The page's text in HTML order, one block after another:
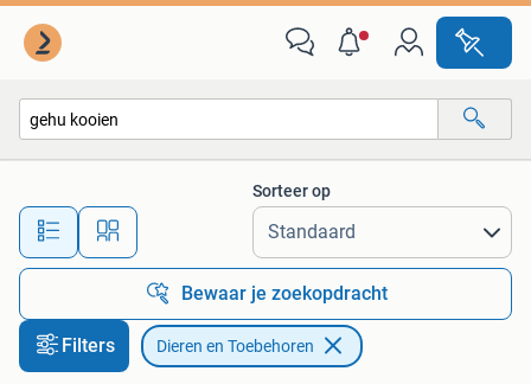
Alle afstanden…
Sorteer op
Bewaar je zoekopdracht
Filters Dieren en Toebehoren